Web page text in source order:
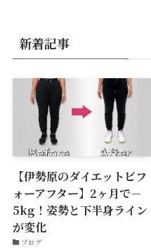
新着記事
【伊勢原のダイエットビフ
ォーアフター】2ヶ月で－
5kg！姿勢と下半身ライン
が変化
ブログ